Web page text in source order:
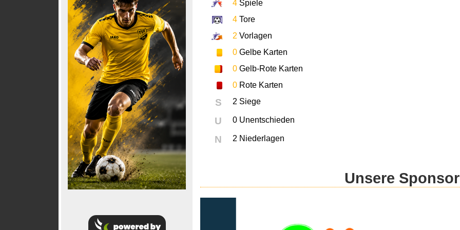
4 Spiele
4 Tore
2 Vorlagen
0 Gelbe Karten
0 Gelb-Rote Karten
0 Rote Karten
S 2 Siege
U 0 Unentschieden
N 2 Niederlagen
Unsere